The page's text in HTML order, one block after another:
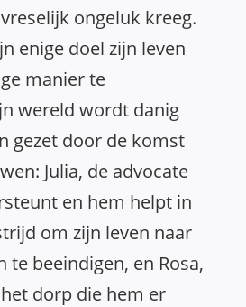
ongeluk kreeg.
enige doel zijn leven
manier te
wereld wordt danig
gezet door de komst
Julia, de advocate
en hem helpt in
om zijn leven naar
te beeindigen, en Rosa,
dorp die hem er